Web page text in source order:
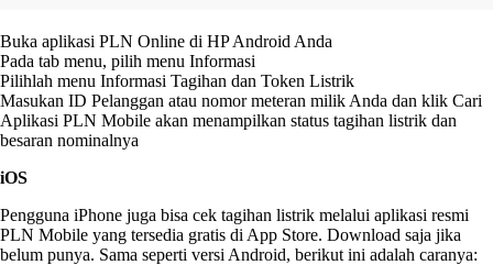
Buka aplikasi PLN Online di HP Android Anda
Pada tab menu, pilih menu Informasi
Pilihlah menu Informasi Tagihan dan Token Listrik
Masukan ID Pelanggan atau nomor meteran milik Anda dan klik Cari
Aplikasi PLN Mobile akan menampilkan status tagihan listrik dan
besaran nominalnya
iOS
Pengguna iPhone juga bisa cek tagihan listrik melalui aplikasi resmi
PLN Mobile yang tersedia gratis di App Store. Download saja jika
belum punya. Sama seperti versi Android, berikut ini adalah caranya: